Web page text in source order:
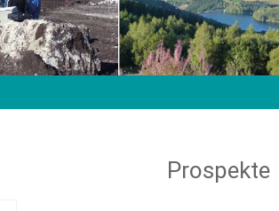
Prospekte